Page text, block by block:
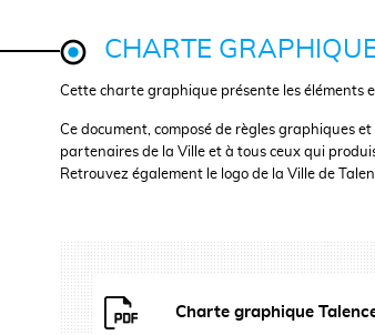
CHARTE
Cette charte graphique présente les éléments
Ce document, composé de règles graphiques
partenaires de la Ville et à tous ceux qui
Retrouvez également le logo de la Ville de
Charte graphique